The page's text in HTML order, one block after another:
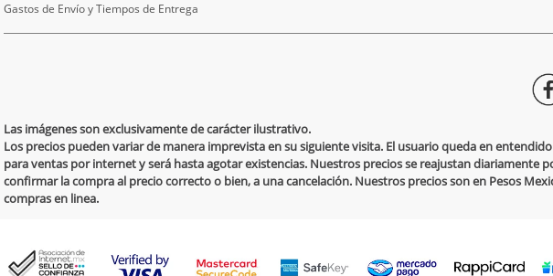
Gastos de Envío y Tiempos de Entrega
Las imágenes son exclusivamente de carácter ilustrativo.
Los precios pueden variar de manera imprevista en su siguiente visita. El usuario queda en
para ventas por internet y será hasta agotar existencias. Nuestros precios se reajustan diariamente
confirmar la compra al precio correcto o bien, a una cancelación. Nuestros precios son en Pesos
compras en linea.